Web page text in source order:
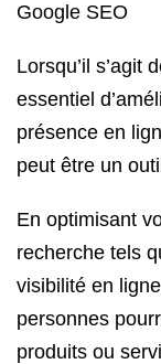
Google SEO
Lorsqu’il s’agit
essentiel
présence en
peut être un
En optimisant
recherche tels
visibilité en
personnes
produits ou